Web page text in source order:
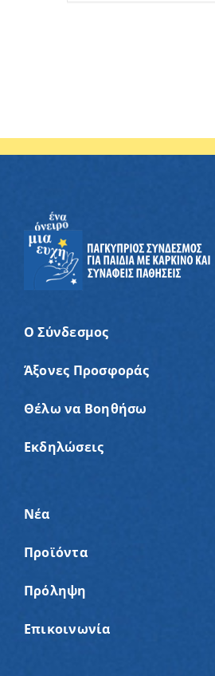
Ο Σύνδεσμος
Άξονες Προσφοράς
Θέλω να Βοηθήσω
Εκδηλώσεις
Νέα
Προϊόντα
Πρόληψη
Επικοινωνία